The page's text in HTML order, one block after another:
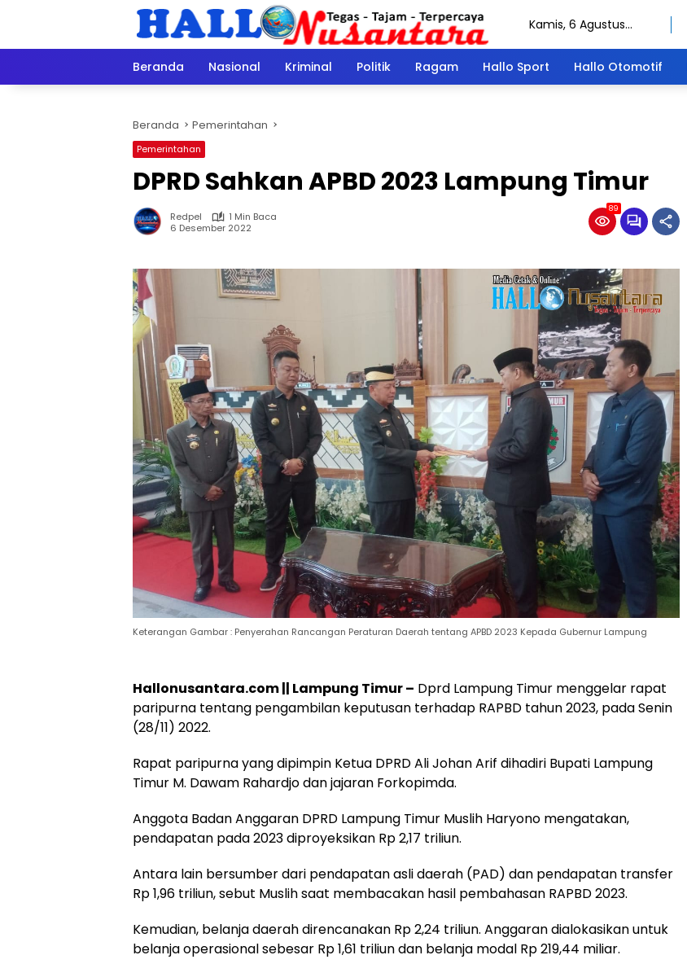
Kamis, 6 Agustus
Beranda
Nasional Kriminal Politik Ragam Hallo Sport Hallo Otomotif
Beranda Pemerintahan
Pemerintahan
DPRD Sahkan APBD 2023 Lampung Timur
Redpel
1 Min Baca
6 Desember 2022
89
Keterangan Gambar : Penyerahan Rancangan Peraturan Daerah tentang APBD 2023 Kepada Gubernur Lampung
Hallonusantara.com || Lampung Timur – Dprd Lampung Timur menggelar rapat
paripurna tentang pengambilan keputusan terhadap RAPBD tahun 2023, pada Senin
(28/11) 2022.
Rapat paripurna yang dipimpin Ketua DPRD Ali Johan Arif dihadiri Bupati Lampung
Timur M. Dawam Rahardjo dan jajaran Forkopimda.
Anggota Badan Anggaran DPRD Lampung Timur Muslih Haryono mengatakan,
pendapatan pada 2023 diproyeksikan Rp 2,17 triliun.
Antara lain bersumber dari pendapatan asli daerah (PAD) dan pendapatan transfer
Rp 1,96 triliun, sebut Muslih saat membacakan hasil pembahasan RAPBD 2023.
Kemudian, belanja daerah direncanakan Rp 2,24 triliun. Anggaran dialokasikan untuk
belanja operasional sebesar Rp 1,61 triliun dan belanja modal Rp 219,44 miliar.
Peristiwa
Viral…! Seorang
Kakek Diduga
Tunawisma
Penumpang dan
Turun dari
Karena Bau
Badan
Hukum
Hasil Operasi
Kejahatan
Jalanan, Polsek
Serahkan Motor
Hilang ke Pemilik
Hukum
Detik-Detik
Menegangkan
Pencuri Motor di
Purwasari
Karawang, Pelaku
Keramaian!
Insiden di Tol
Korsleting Listrik